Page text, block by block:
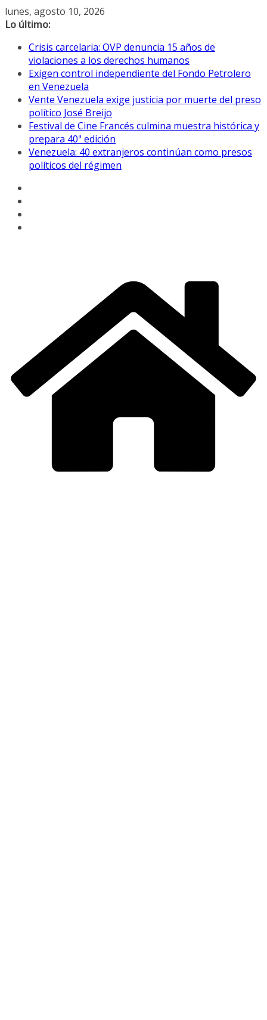
Saltar
al
lunes, agosto 10, 2026
Lo último:
Crisis carcelaria: OVP denuncia 15 años de
violaciones a los derechos humanos
Exigen control independiente del Fondo Petrolero
en Venezuela
Vente Venezuela exige justicia por muerte del preso
político José Breijo
Festival de Cine Francés culmina muestra histórica y
prepara 40ª edición
Venezuela: 40 extranjeros continúan como presos
políticos del régimen